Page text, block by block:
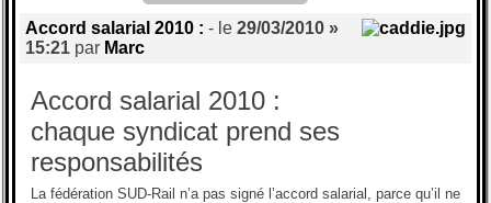
Accord salarial 2010 : - le 29/03/2010 »
15:21par Marc
Accord salarial 2010 :
chaque syndicat prend ses
responsabilités
La fédération SUD-Rail n’a pas signé l’accord salarial, parce qu’il ne